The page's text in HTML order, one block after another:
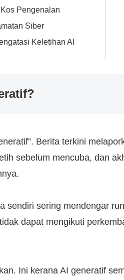
Pengenalan
Siber
Keletihan AI
Berita terkini
sebelum mencuba, dan
sendiri sering mendengar
dapat mengikuti
Ini kerana AI generatif